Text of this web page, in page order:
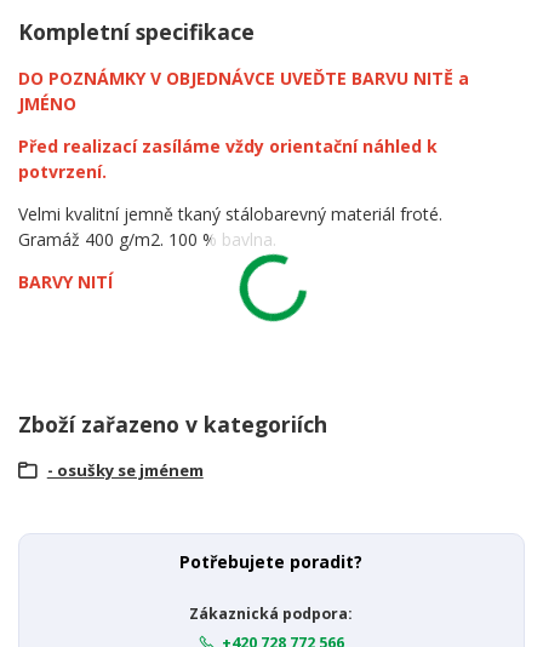
Kompletní specifikace
DO POZNÁMKY V OBJEDNÁVCE UVEĎTE BARVU NITĚ a
JMÉNO
Před realizací zasíláme vždy orientační náhled k
potvrzení.
Velmi kvalitní jemně tkaný stálobarevný materiál froté.
Gramáž 400 g/m2. 100 % bavlna.
BARVY NITÍ
Zboží zařazeno v kategoriích
- osušky se jménem
Potřebujete poradit?
Zákaznická podpora: